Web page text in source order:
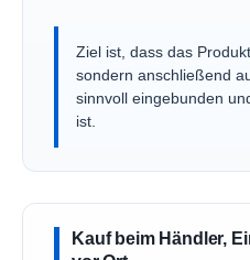
Ziel ist, dass das
sondern anschließend
sinnvoll eingebunden
ist.
Kauf beim Händler,